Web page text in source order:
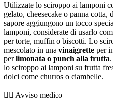
Utilizzate lo sciroppo ai lamponi
gelato, cheesecake o panna
sapore aggiungono un tocco
lamponi, considerate di usarlo
per torte, muffin o biscotti. Lo
mescolato in una vinaigrette per
perlimonata o punch alla frutta
lo sciroppo ai lamponi su frutta
dolci come churros o ciambelle.
👨‍⚕️️ Avviso medico